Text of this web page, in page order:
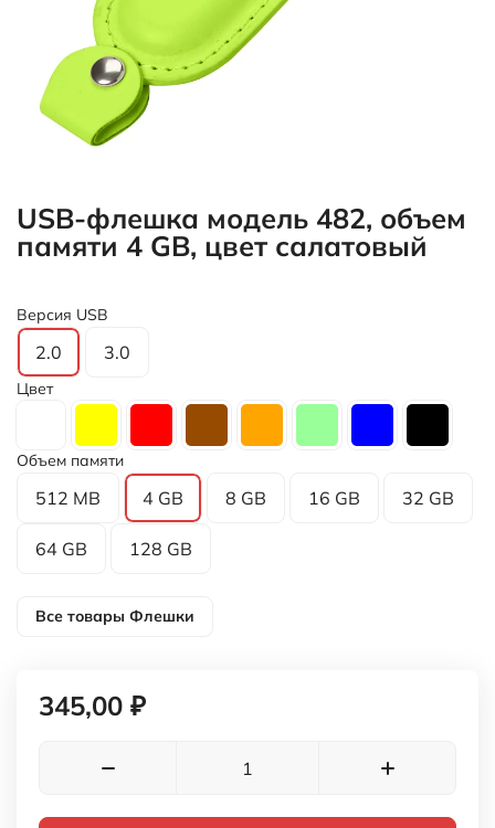
USB-флешка модель 482, объем
памяти 4 GB, цвет салатовый
Версия USB
2.0 3.0
Цвет
Объем памяти
512 MB 4 GB 8 GB 16 GB 32 GB
64 GB 128 GB
Все товары Флешки
345,00 ₽